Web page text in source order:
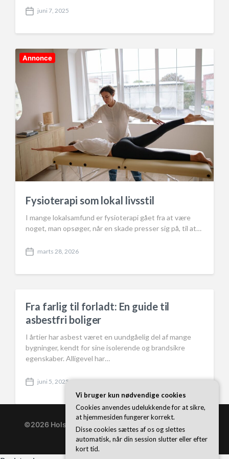
P
s
d
a
juni 7, 2025
Annonce
Fysioterapi som lokal livsstil
I mange lokalsamfund er fysioterapi gået fra at være
noget, man opsøger, når en skade presser sig på, til at…
P
s
a
t
e
marts 28, 2026
Fra farlig til forladt: En guide til
asbestfri boliger
I årtier har asbest været en uundgåelig del af mange
bygninger, kendt for sine isolerende og brandsikre
egenskaber. Alligevel har…
P
s
d
juni 5, 2025
©2026 Holstebrogaarden.dk
Superb WordPress Themes
Vi bruger kun nødvendige cookies
Cookies anvendes udelukkende for at sikre,
at hjemmesiden fungerer korrekt.
Disse cookies sættes af os og slettes
automatisk, når din session slutter eller efter
kort tid.